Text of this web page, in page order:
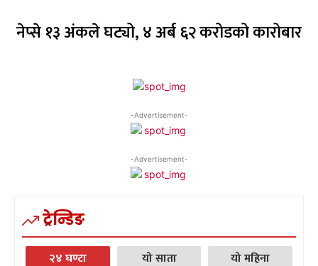
नेप्से १३ अंकले घट्यो, ४ अर्ब ६२ करोडको कारोबार
-Advertisement-
-Advertisement-
ट्रेन्डिङ
२४ घण्टा यो साता यो महिना